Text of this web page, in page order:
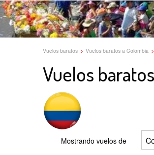
Vuelos baratos > Vuelos baratos a Colombia >
Vuelos
Mostrando vuelos de